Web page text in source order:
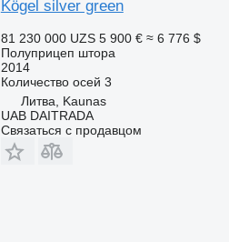
Kögel silver green
81 230 000 UZS 5 900 € ≈ 6 776 $
Полуприцеп штора
2014
Количество осей 3
Литва, Kaunas
UAB DAITRADA
Связаться с продавцом